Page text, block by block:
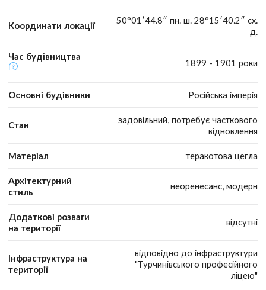
Координати локації
50°01′44.8″ пн. ш. 28°15′40.2″ сх.
д.
Час будівництва
1899 - 1901 роки
Основні будівники Російська імперія
Стан
задовільний, потребує часткового
відновлення
Матеріал теракотова цегла
Архітектурний
стиль
неоренесанс, модерн
Додаткові розваги
на території
відсутні
Інфраструктура на
території
відповідно до інфраструктури
"Турчинівського професійного
ліцею"